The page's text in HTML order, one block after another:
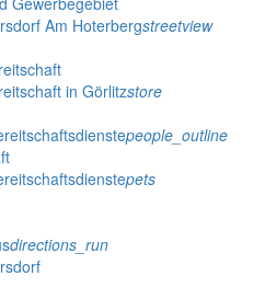
Am Hoterbergstreetview
in Görlitzstore
people_outline
pets
directions_run